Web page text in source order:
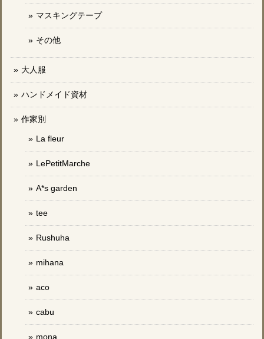
マスキングテープ
その他
大人服
ハンドメイド資材
作家別
La fleur
LePetitMarche
A*s garden
tee
Rushuha
mihana
aco
cabu
mona